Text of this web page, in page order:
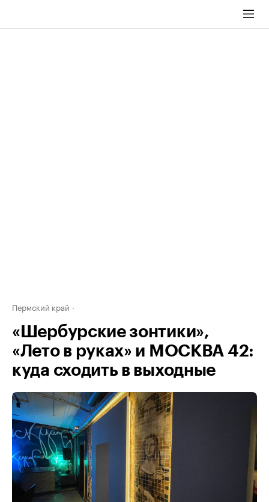
Пермский край
«Шербурские зонтики»,
«Лето в руках» и МОСКВА 42:
куда сходить в выходные